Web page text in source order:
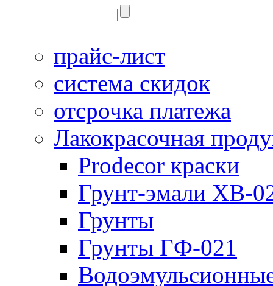
прайс-лист
система скидок
отсрочка платежа
Лакокрасочная
Prodecor краски
Грунт-эмали ХВ-
Грунты
Грунты ГФ-021